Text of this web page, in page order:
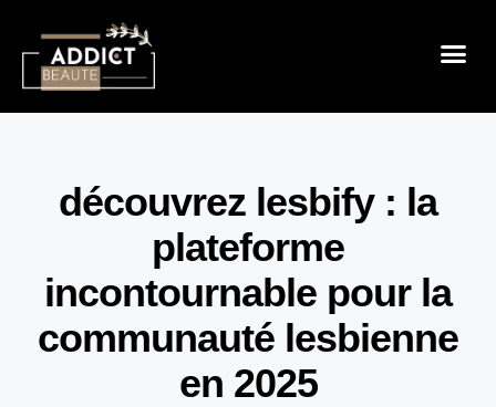
découvrez lesbify : la
plateforme
incontournable pour la
communauté lesbienne
en 2025